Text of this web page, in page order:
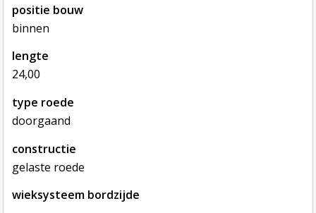
positie bouw
binnen
lengte
24,00
type roede
doorgaand
constructie
gelaste roede
wieksysteem bordzijde